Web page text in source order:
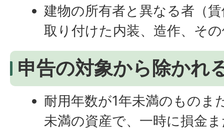
建物の所有者と異なる者（
取り付けた内装、造作、そ
申告の対象から除かれ
耐用年数が1年未満のものま
未満の資産で、一時に損金